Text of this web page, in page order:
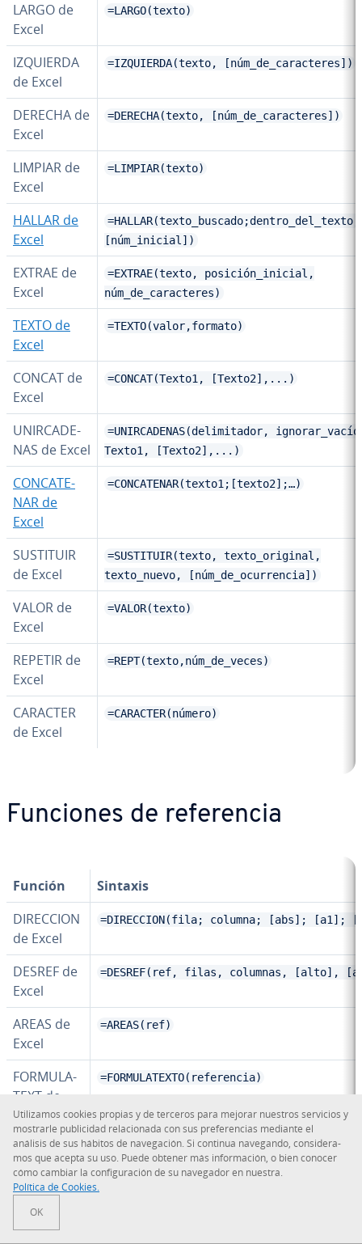
LARGO de
Excel
=LARGO(texto)
IZQUIERDA
de Excel
=IZQUIERDA(texto, [núm_de_caracteres])
DERECHA de
Excel
=DERECHA(texto, [núm_de_caracteres])
LIMPIAR de
Excel
=LIMPIAR(texto)
HALLAR de
Excel
=HALLAR(texto_buscado;dentro_del_texto;
[núm_inicial])
EXTRAE de
Excel
=EXTRAE(texto, posición_inicial,
núm_de_caracteres)
TEXTO de
Excel
=TEXTO(valor,formato)
CONCAT de
Excel
=CONCAT(Texto1, [Texto2],...)
UNI­R­CA­DE­
NAS de Excel
=UNIRCADENAS(delimitador,
Texto1, [Texto2],...)
CO­N­CA­TE­
NAR de
Excel
=CONCATENAR(texto1;[texto2];…)
SUSTITUIR
de Excel
=SUSTITUIR(texto, texto_original,
texto_nuevo, [núm_de_ocurrencia])
VALOR de
Excel
=VALOR(texto)
REPETIR de
Excel
=REPT(texto,núm_de_veces)
CARACTER
de Excel
=CARACTER(número)
Funciones de re­fe­re­n­cia
Función
Sintaxis
DIRECCION
de Excel
=DIRECCION(fila; columna; [abs]; [a1];
DESREF de
Excel
=DESREF(ref, filas, columnas, [alto],
AREAS de
Excel
=AREAS(ref)
FO­R­MU­LA­
TE­XT de
Excel
=FORMULATEXTO(referencia)
HI­PE­R­VI­
NCU­LO de
Excel
=HIPERVINCULO(ubicación_del_vínculo;
INDICE de
Excel
Uti­li­za­mos cookies propias y de terceros para mejorar nuestros servicios y
mostrarle pu­bli­ci­dad re­la­cio­na­da con sus pre­fe­re­n­cias mediante el
análisis de sus hábitos de na­ve­ga­ción. Si continua navegando, co­n­si­de­ra­
mos que acepta su uso. Puede obtener más in­fo­r­ma­ción, o bien conocer
cómo cambiar la co­n­fi­gu­ra­ción de su navegador en nuestra.
Política de Cookies.
OK